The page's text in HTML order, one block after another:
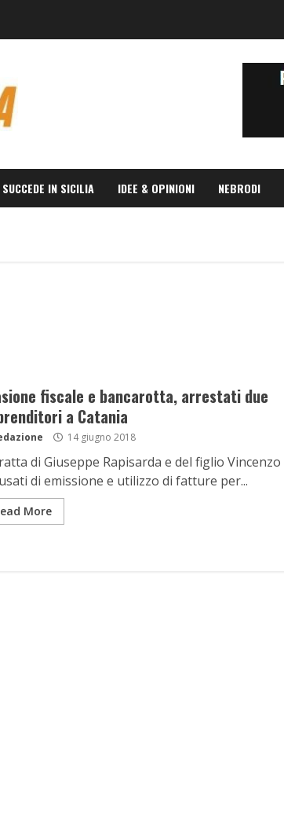
SUCCEDE IN SICILIA IDEE & OPINIONI NEBRODI
fiscale e bancarotta, arrestati due
a Catania
14 giugno 2018
di Giuseppe Rapisarda e del figlio Vincenzo
di emissione e utilizzo di fatture per...
More